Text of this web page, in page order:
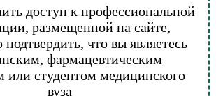
доступ к профессиональной
размещенной на сайте,
что вы являетесь
фармацевтическим
или студентом медицинского
вуза